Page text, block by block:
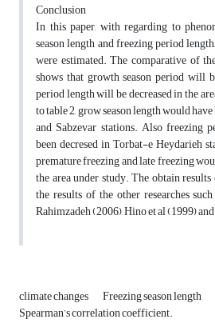
Conclusion
In this paper, with regarding to
season length and freezing period
were estimated. The comparative of
shows that growth season period will
period length will be decreased in the
to table 2, grow season length would
and Sabzevar stations. Also freezing
been decresed in Torbat-e Heydarieh
premature freezing and late freezing
the area under study. The obtain
the results of the other researches
Rahimzadeh (2006), Hino et al (1999)
climate changes Freezing season length
Spearman’s correlation coefficient.